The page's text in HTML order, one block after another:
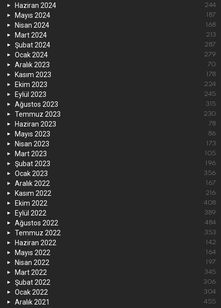
Haziran 2024 244
Mayıs 2024 187
Nisan 2024 168
Mart 2024 213
Şubat 2024 287
Ocak 2024 279
Aralık 2023 70
Kasım 2023 178
Ekim 2023 224
Eylül 2023 245
Ağustos 2023 315
Temmuz 2023 230
Haziran 2023 78
Mayıs 2023 86
Nisan 2023 173
Mart 2023 105
Şubat 2023 196
Ocak 2023 356
Aralık 2022 167
Kasım 2022 216
Ekim 2022 408
Eylül 2022 389
Ağustos 2022 484
Temmuz 2022 353
Haziran 2022 142
Mayıs 2022 164
Nisan 2022 197
Mart 2022 345
Şubat 2022 306
Ocak 2022 304
Aralık 2021 455